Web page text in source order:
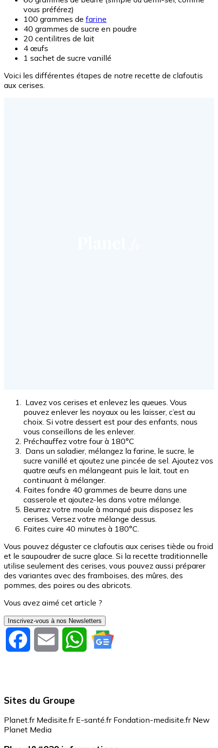
vous préférez)
100 grammes de farine
40 grammes de sucre en poudre
20 centilitres de lait
4 œufs
1 sachet de sucre vanillé
Voici les différentes étapes de notre recette de clafoutis
aux cerises.
Lavez vos cerises et enlevez les queues. Vous
pouvez enlever les noyaux ou les laisser, c’est au
choix. Si votre dessert est pour des enfants, nous
vous conseillons de les enlever.
Préchauffez votre four à 180°C
Dans un saladier, mélangez la farine, le sucre, le
sucre vanillé et ajoutez une pincée de sel. Ajoutez vos
quatre œufs en mélangeant puis le lait, tout en
continuant à mélanger.
Faites fondre 40 grammes de beurre dans une
casserole et ajoutez-les dans votre mélange.
Beurrez votre moule à manqué puis disposez les
cerises. Versez votre mélange dessus.
Faites cuire 40 minutes à 180°C.
Vous pouvez déguster ce clafoutis aux cerises tiède ou froid
et le saupoudrer de sucre glace. Si la recette traditionnelle
utilise seulement des cerises, vous pouvez aussi préparer
des variantes avec des framboises, des mûres, des
pommes, des poires ou des abricots.
Vous avez aimé cet article ?
Inscrivez-vous à nos Newsletters
Facebook Email WhatsApp
Sites du Groupe
Planet.fr Medisite.fr E-santé.fr Fondation-medisite.fr New
Planet Media